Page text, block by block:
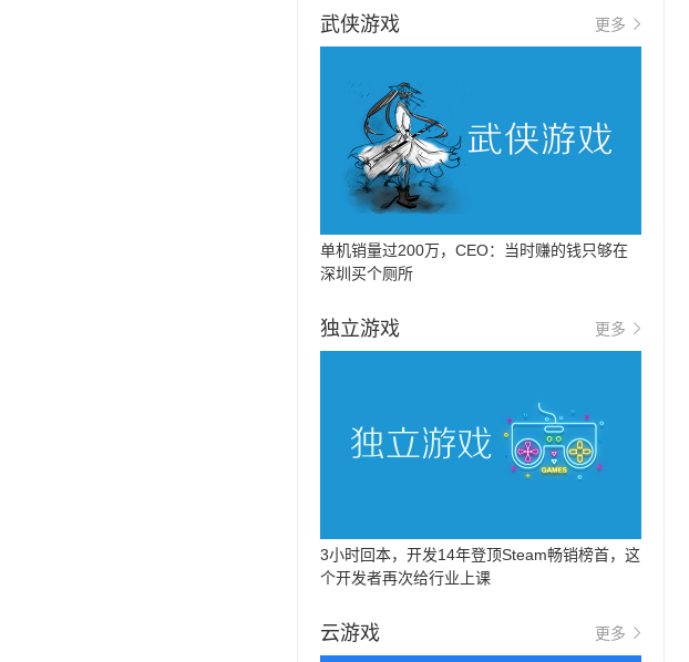
武侠游戏 更多
单机销量过200万，CEO：当时赚的钱只够在
深圳买个厕所
独立游戏 更多
3小时回本，开发14年登顶Steam畅销榜首，这
个开发者再次给行业上课
云游戏 更多